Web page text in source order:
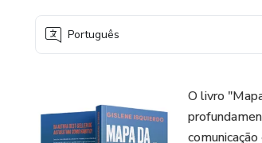
Português
O livro